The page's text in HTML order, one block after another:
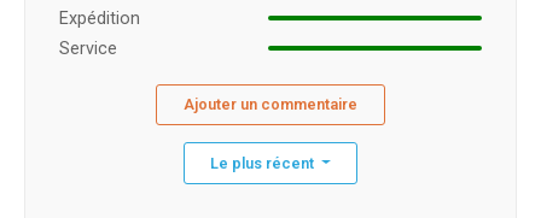
Expédition
Service
Ajouter un commentaire
Le plus récent